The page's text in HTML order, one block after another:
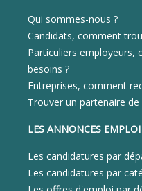
Qui sommes-nous ?
Candidats, comment
Particuliers employeurs,
besoins ?
Entreprises, comment
Trouver un partenaire
LES ANNONCES EMPLOI
Les candidatures par
Les candidatures par